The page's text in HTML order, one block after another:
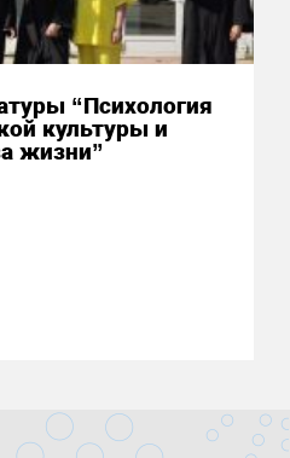
“Психология
культуры и
жизни”